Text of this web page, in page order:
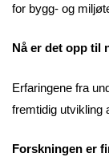
for bygg- og
Nå er det opp til
Erfaringene fra
fremtidig utvikling
Forskningen er